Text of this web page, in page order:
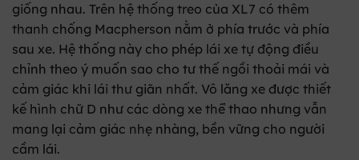
giống nhau. Trên hệ thống treo của XL7 có thêm
thanh chống Macpherson nằm ở phía trước và phía
sau xe. Hệ thống này cho phép lái xe tự động điều
chỉnh theo ý muốn sao cho tư thế ngồi thoải mái và
cảm giác khi lái thư giãn nhất. Vô lăng xe được thiết
kế hình chữ D như các dòng xe thể thao nhưng vẫn
mang lại cảm giác nhẹ nhàng, bền vững cho người
cầm lái.